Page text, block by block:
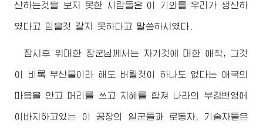
산하는것을 보지 못한 사람들은 이 기와를 우리가 생산하
였다고 믿을것 같지 못하다고 말씀하시였다.
잠시후 위대한 장군님께서 는 자기것에 대한 애착, 그것
이 비록 부산물이라 해도 버릴것이 하나도 없다는 애국의
마음을 안고 머리를 쓰고 지혜를 합쳐 나라의 부강번영에
이바지하고있는 이 공장의 일군들과 로동자, 기술자들은